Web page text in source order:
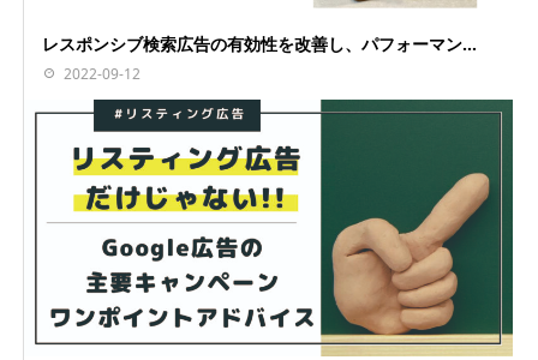
レスポンシブ検索広告の有効性を改善し、パフォーマン...
2022-09-12